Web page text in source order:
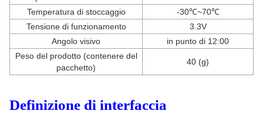
Temperatura di stoccaggio
-30℃~70℃
Tensione di funzionamento
3.3V
Angolo visivo
in punto di 12:00
Peso del prodotto (contenere del
pacchetto)
40 (g)
Definizione di interfaccia